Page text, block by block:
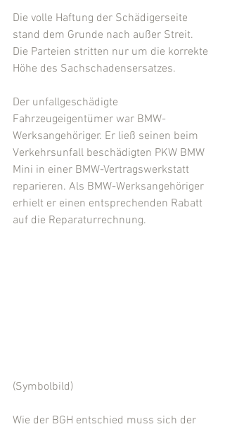
Die volle Haftung der Schädigerseite
stand dem Grunde nach außer Streit.
Die Parteien stritten nur um die korrekte
Höhe des Sachschadensersatzes.
Der unfallgeschädigte
Fahrzeugeigentümer war BMW-
Werksangehöriger. Er ließ seinen beim
Verkehrsunfall beschädigten PKW BMW
Mini in einer BMW-Vertragswerkstatt
reparieren. Als BMW-Werksangehöriger
erhielt er einen entsprechenden Rabatt
auf die Reparaturrechnung.
(Symbolbild)
Wie der BGH entschied muss sich der